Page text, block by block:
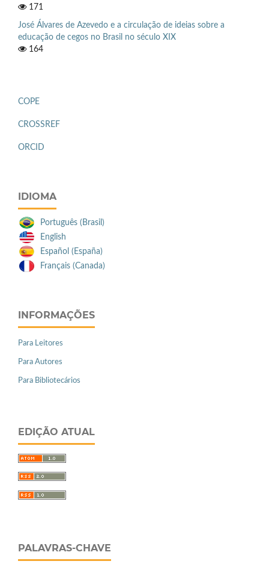
171
José Álvares de Azevedo e a circulação de ideias sobre a
educação de cegos no Brasil no século XIX
164
COPE
CROSSREF
ORCID
IDIOMA
Português (Brasil)
English
Español (España)
Français (Canada)
INFORMAÇÕES
Para Leitores
Para Autores
Para Bibliotecários
EDIÇÃO ATUAL
PALAVRAS-CHAVE